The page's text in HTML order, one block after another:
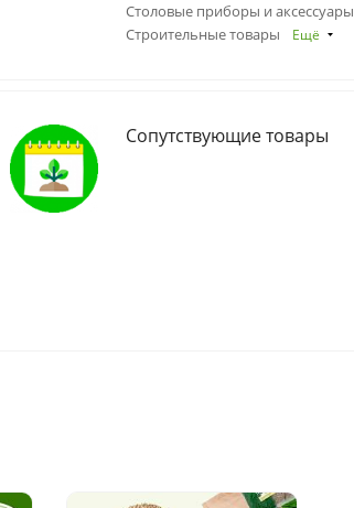
Столовые приборы и аксессуары
Строительные товары
Ещё
Сопутствующие товары